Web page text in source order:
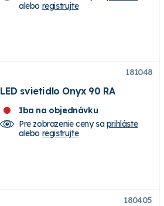
alebo registrujte
181048
LED svietidlo Onyx 90 RA
Iba na objednávku
Pre zobrazenie ceny saprihláste
alebo registrujte
180405